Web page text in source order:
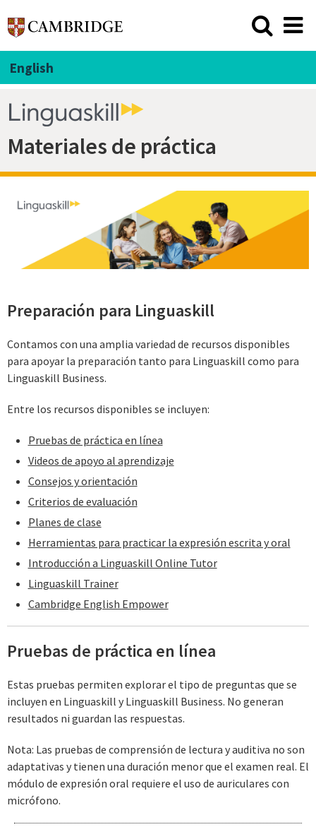
English
Materiales de práctica
Preparación para Linguaskill
Contamos con una amplia variedad de recursos disponibles
para apoyar la preparación tanto para Linguaskill como para
Linguaskill Business.
Entre los recursos disponibles se incluyen:
Pruebas de práctica en línea
Videos de apoyo al aprendizaje
Consejos y orientación
Criterios de evaluación
Planes de clase
Herramientas para practicar la expresión escrita y oral
Introducción a Linguaskill Online Tutor
Linguaskill Trainer
Cambridge English Empower
Pruebas de práctica en línea
Estas pruebas permiten explorar el tipo de preguntas que se
incluyen en Linguaskill y Linguaskill Business. No generan
resultados ni guardan las respuestas.
Nota: Las pruebas de comprensión de lectura y auditiva no son
adaptativas y tienen una duración menor que el examen real. El
módulo de expresión oral requiere el uso de auriculares con
micrófono.